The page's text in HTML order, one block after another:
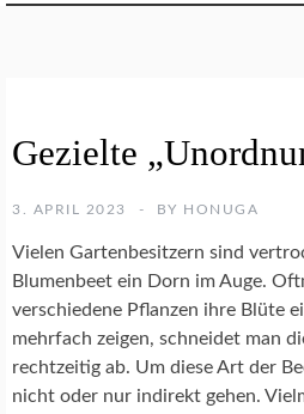
R
S
U
T
Z
Gezielte
3. APRIL 2023 BY HONUGA
Vielen Gartenbesitzern sind
Blumenbeet ein Dorn im Auge.
verschiedene Pflanzen ihre Blüte
mehrfach zeigen, schneidet man
rechtzeitig ab. Um diese Art der
nicht oder nur indirekt gehen.